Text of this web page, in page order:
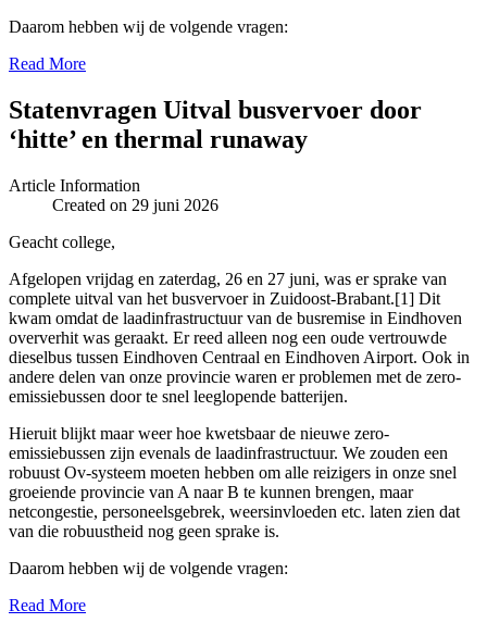
Daarom hebben wij de volgende vragen:
Read More
Statenvragen Uitval busvervoer door
‘hitte’ en thermal runaway
Article Information
Created on 29 juni 2026
Geacht college,
Afgelopen vrijdag en zaterdag, 26 en 27 juni, was er sprake van
complete uitval van het busvervoer in Zuidoost-Brabant.[1] Dit
kwam omdat de laadinfrastructuur van de busremise in Eindhoven
oververhit was geraakt. Er reed alleen nog een oude vertrouwde
dieselbus tussen Eindhoven Centraal en Eindhoven Airport. Ook in
andere delen van onze provincie waren er problemen met de zero-
emissiebussen door te snel leeglopende batterijen.
Hieruit blijkt maar weer hoe kwetsbaar de nieuwe zero-
emissiebussen zijn evenals de laadinfrastructuur. We zouden een
robuust Ov-systeem moeten hebben om alle reizigers in onze snel
groeiende provincie van A naar B te kunnen brengen, maar
netcongestie, personeelsgebrek, weersinvloeden etc. laten zien dat
van die robuustheid nog geen sprake is.
Daarom hebben wij de volgende vragen:
Read More